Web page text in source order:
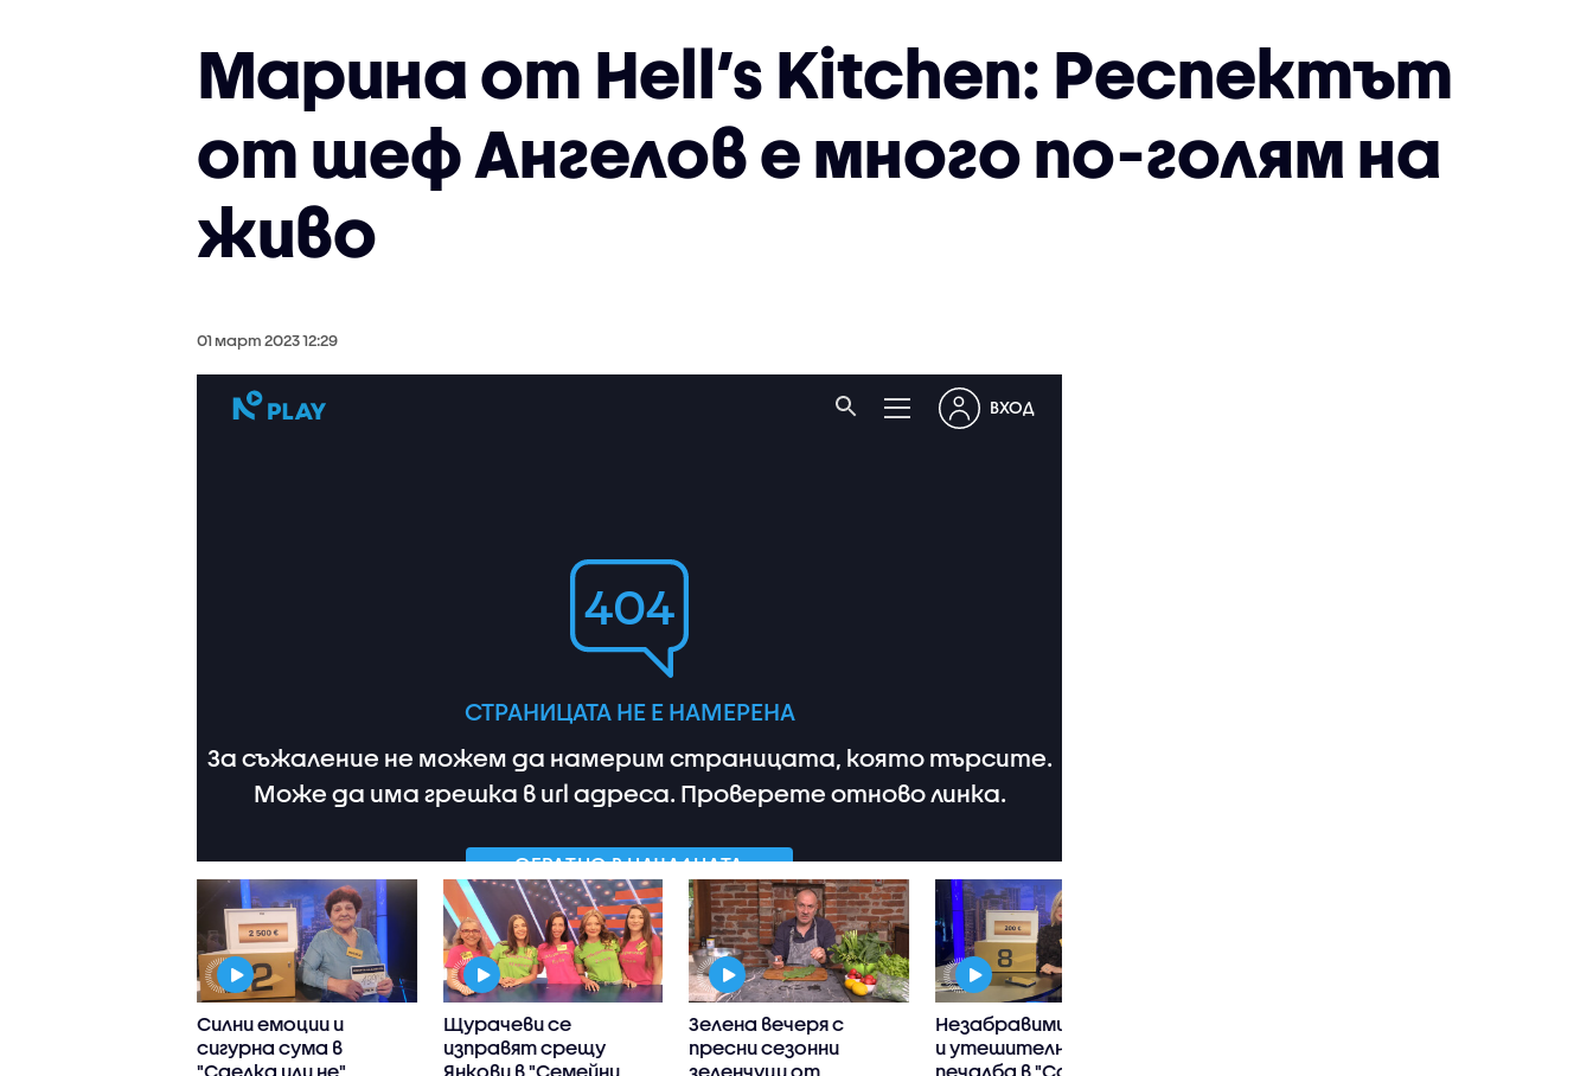
Марина от Hell’s Kitchen: Респектът
от шеф Ангелов е много по-голям на
живо
01 март 2023 12:29
Силни емоции и
сигурна сума в
"Сделка или не"
Щурачеви се
изправят срещу
Янкови в "Семейни
Зелена вечеря с
пресни сезонни
зеленчуци от
Незабравими спомени
и утешителна
печалба в "Сделка или